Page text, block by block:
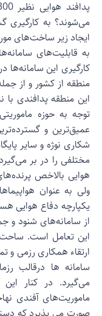
به کارگیری
زیر ساخت‌های مورد
این سامانه‌ها در
از کشور و از جمله
منطقه پدافندی با
به حوزه ماموریتی
و گسترده‌ترین
نوژه و سایر
را در بر
بالاخص پرنده‌های
به عنوان
دفاع هوایی هستند.
سامانه‌های شنود و جمع
تعامل است. ساحت
همکاری رزمی و
ها درقالب
در کنار این
آفندی نهاجا